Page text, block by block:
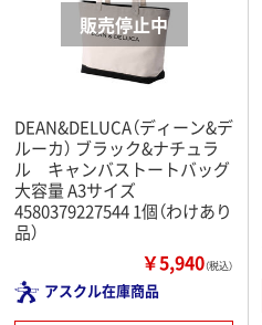
DEAN&DELUCA（ディーン&デ
ルーカ） ブラック&ナチュラ
ル キャンバストートバッグ
大容量 A3サイズ
4580379227544 1個（わけあり
品）
￥5,940（税込）
アスクル在庫商品